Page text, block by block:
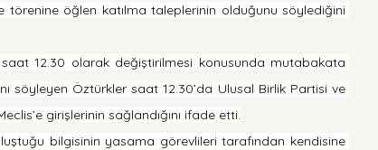
törenine öğlen katılma taleplerinin olduğunu söylediğini
12.30 olarak değiştirilmesi konusunda mutabakata
söyleyen Öztürkler saat 12.30’da Ulusal Birlik Partisi ve
girişlerinin sağlandığını ifade etti.
bilgisinin yasama görevlileri tarafından kendisine